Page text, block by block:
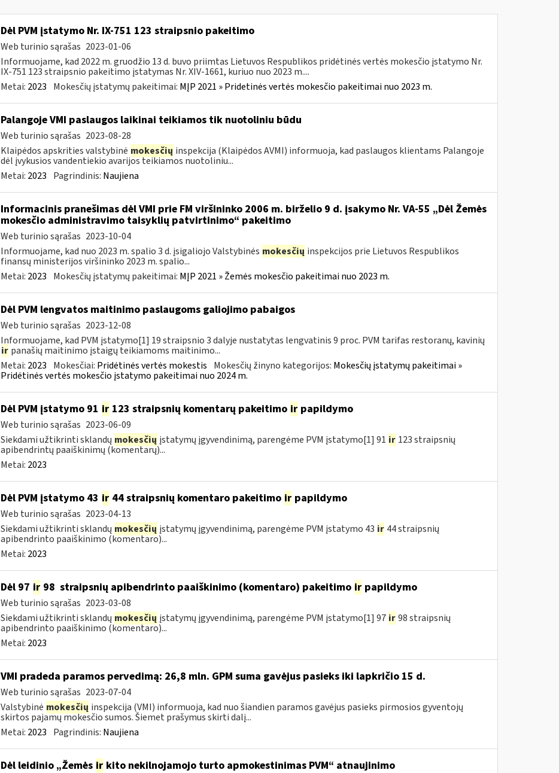
Dėl PVM įstatymo Nr. IX-751 123 straipsnio pakeitimo
Web turinio sąrašas 2023-01-06
Informuojame, kad 2022 m. gruodžio 13 d. buvo priimtas Lietuvos Respublikos pridėtinės vertės mokesčio įstatymo Nr.
IX-751 123 straipsnio pakeitimo įstatymas Nr. XIV-1661, kuriuo nuo 2023 m....
Metai: 2023 Mokesčių įstatymų pakeitimai: MĮP 2021 » Pridetinės vertės mokesčio pakeitimai nuo 2023 m.
Palangoje VMI paslaugos laikinai teikiamos tik nuotoliniu būdu
Web turinio sąrašas 2023-08-28
Klaipėdos apskrities valstybinė mokesčių inspekcija (Klaipėdos AVMI) informuoja, kad paslaugos klientams Palangoje
dėl įvykusios vandentiekio avarijos teikiamos nuotoliniu...
Metai: 2023 Pagrindinis: Naujiena
Informacinis pranešimas dėl VMI prie FM viršininko 2006 m. birželio 9 d. įsakymo Nr. VA-55 „Dėl Žemės
mokesčio administravimo taisyklių patvirtinimo“ pakeitimo
Web turinio sąrašas 2023-10-04
Informuojame, kad nuo 2023 m. spalio 3 d. įsigaliojo Valstybinės mokesčių inspekcijos prie Lietuvos Respublikos
finansų ministerijos viršininko 2023 m. spalio...
Metai: 2023 Mokesčių įstatymų pakeitimai: MĮP 2021 » Žemės mokesčio pakeitimai nuo 2023 m.
Dėl PVM lengvatos maitinimo paslaugoms galiojimo pabaigos
Web turinio sąrašas 2023-12-08
Informuojame, kad PVM įstatymo[1] 19 straipsnio 3 dalyje nustatytas lengvatinis 9 proc. PVM tarifas restoranų, kavinių
ir panašių maitinimo įstaigų teikiamoms maitinimo...
Metai: 2023 Mokesčiai: Pridėtinės vertės mokestis Mokesčių žinyno kategorijos: Mokesčių įstatymų pakeitimai »
Pridėtinės vertės mokesčio įstatymo pakeitimai nuo 2024 m.
Dėl PVM įstatymo 91 ir123 straipsnių komentarų pakeitimo irpapildymo
Web turinio sąrašas 2023-06-09
Siekdami užtikrinti sklandų mokesčių įstatymų įgyvendinimą, parengėme PVM įstatymo[1] 91 ir 123 straipsnių
apibendrintų paaiškinimų (komentarų)...
Metai: 2023
Dėl PVM įstatymo 43 ir44 straipsnių komentaro pakeitimo irpapildymo
Web turinio sąrašas 2023-04-13
Siekdami užtikrinti sklandų mokesčių įstatymų įgyvendinimą, parengėme PVM įstatymo 43 ir 44 straipsnių
apibendrinto paaiškinimo (komentaro)...
Metai: 2023
Dėl 97 ir98 straipsnių apibendrinto paaiškinimo (komentaro) pakeitimo irpapildymo
Web turinio sąrašas 2023-03-08
Siekdami užtikrinti sklandų mokesčių įstatymų įgyvendinimą, parengėme PVM įstatymo[1] 97 ir 98 straipsnių
apibendrinto paaiškinimo (komentaro)...
Metai: 2023
VMI pradeda paramos pervedimą: 26,8 mln. GPM suma gavėjus pasieks iki lapkričio 15 d.
Web turinio sąrašas 2023-07-04
Valstybinė mokesčių inspekcija (VMI) informuoja, kad nuo šiandien paramos gavėjus pasieks pirmosios gyventojų
skirtos pajamų mokesčio sumos. Šiemet prašymus skirti dalį...
Metai: 2023 Pagrindinis: Naujiena
Dėl leidinio „Žemės irkito nekilnojamojo turto apmokestinimas PVM“ atnaujinimo